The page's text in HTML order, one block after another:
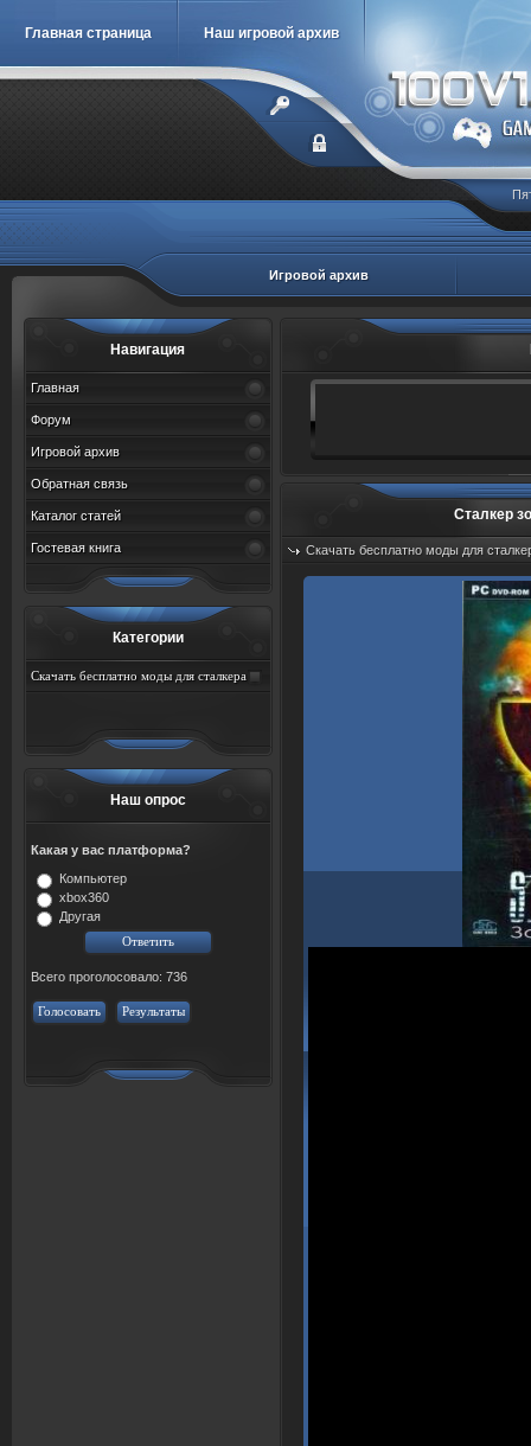
Главная страница Наш игровой архив
Игровой архив
Навигация
Главная
Форум
Игровой архив
Обратная связь
Каталог статей
Гостевая книга
Категории
Скачать бесплатно моды для сталкера
Наш опрос
Какая у вас платформа?
Компьютер
xbox360
Другая
Всего проголосовало: 736
Голосовать Результаты
Сталкер
Скачать бесплатно моды для
Добавил:sah767 Дата: 07.08.2026